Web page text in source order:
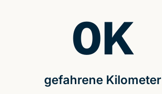
gefahrene Kilometer
0K